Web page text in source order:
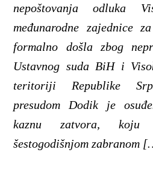
nepoštovanja odluka
međunarodne zajednice
formalno došla zbog
Ustavnog suda BiH i
teritoriji Republike
presudom Dodik je
kaznu zatvora,
šestogodišnjom zabranom